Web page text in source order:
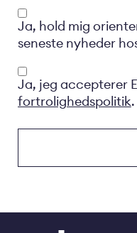
Opt-
in
Ja, hold mig
seneste nyheder
Privacyverklaring
Ja, jeg accepterer
fortrolighedspolitik.